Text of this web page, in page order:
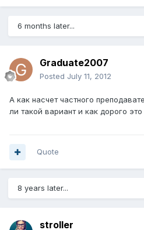
6 months later...
Graduate2007
Posted July 11, 2012
А как насчет частного
ли такой вариант и как дорого это
Quote
8 years later...
stroller